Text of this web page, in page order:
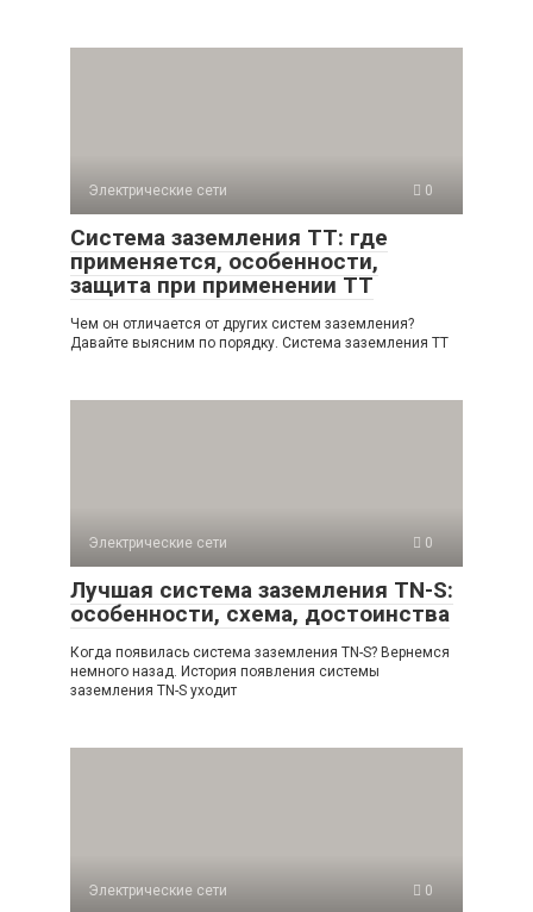
Электрические сети 0
Система заземления TT: где
применяется, особенности,
защита при применении ТТ
Чем он отличается от других систем заземления?
Давайте выясним по порядку. Система заземления TT
Электрические сети 0
Лучшая система заземления TN-S:
особенности, схема, достоинства
Когда появилась система заземления TN-S? Вернемся
немного назад. История появления системы
заземления TN-S уходит
Электрические сети 0